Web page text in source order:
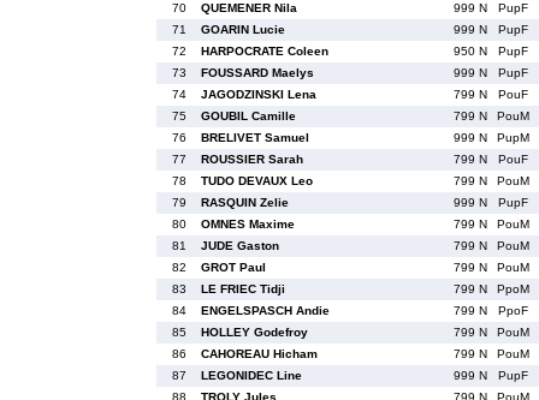
70
QUEMENER Nila 999 N
PupF
71
GOARIN Lucie 999 N
PupF
72
HARPOCRATE Coleen 950 N
PupF
73
FOUSSARD Maelys 999 N
PupF
74
JAGODZINSKI Lena 799 N
PouF
75
GOUBIL Camille 799 N
PouM
76
BRELIVET Samuel 999 N
PupM
77
ROUSSIER Sarah 799 N
PouF
78
TUDO DEVAUX Leo 799 N
PouM
79
RASQUIN Zelie 999 N
PupF
80
OMNES Maxime 799 N
PouM
81
JUDE Gaston 799 N
PouM
82
GROT Paul 799 N
PouM
83
LE FRIEC Tidji 799 N
PpoM
84
ENGELSPASCH Andie 799 N
PpoF
85
HOLLEY Godefroy 799 N
PouM
86
CAHOREAU Hicham 799 N
PouM
87
LEGONIDEC Line 999 N
PupF
88
TROLY Jules 799 N
PouM